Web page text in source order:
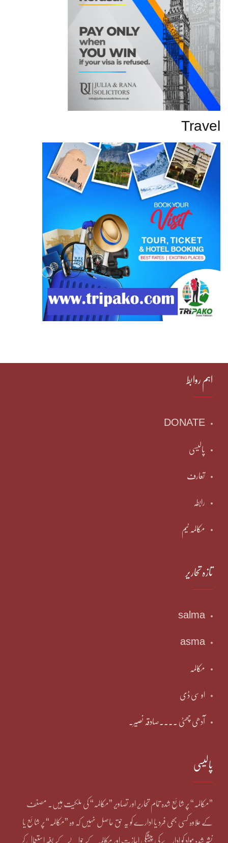
Travel
اہم روابط
DONATE
پالیسی
تعارف
رابطہ
مکالمہ ٹیم
تازہ تحاریر
salma
asma
مکالمہ
او سی ڈی
آدھی چھٹی ۔۔۔۔صادقہ نصیر۔
پالیسی
”مکالمہ“ پر شائع شدہ تمام تحاریر اور تصاویر ”مکالمہ“ کی ملکیت ہیں۔ مصنف
کے علاوہ کسی بھی فرد یا ادارے کو یہ حق حاصل نہیں کہ وہ ”مکالمہ“ پر شائع یا
نشر شدہ مواد کو ادارے کی پیشگی اجازت اور مکالمہ کے حوالے کے بغیر استعمال کر